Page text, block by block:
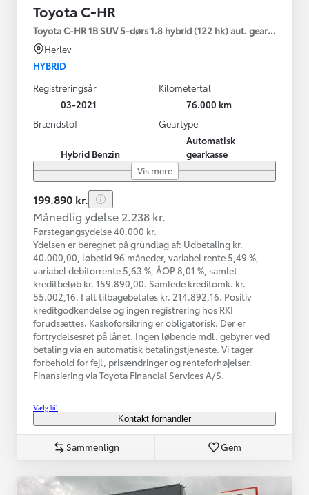
Toyota C-HR
Toyota C-HR 1B SUV 5-dørs 1.8 hybrid (122 hk) aut. gear C-LUB -
Herlev
HYBRID
Registreringsår
03-2021
Kilometertal
76.000 km
Brændstof
Hybrid Benzin
Geartype
Automatisk
gearkasse
Vis mere
199.890 kr.
Månedlig ydelse 2.238 kr.
Førstegangsydelse 40.000 kr.
Ydelsen er beregnet på grundlag af: Udbetaling kr.
40.000,00, løbetid 96 måneder, variabel rente 5,49 %,
variabel debitorrente 5,63 %, ÅOP 8,01 %, samlet
kreditbeløb kr. 159.890,00. Samlede kreditomk. kr.
55.002,16. I alt tilbagebetales kr. 214.892,16. Positiv
kreditgodkendelse og ingen registrering hos RKI
forudsættes. Kaskoforsikring er obligatorisk. Der er
fortrydelsesret på lånet. Ingen løbende mdl. gebyrer ved
betaling via en automatisk betalingstjeneste. Vi tager
forbehold for fejl, prisændringer og renteforhøjelser.
Finansiering via Toyota Financial Services A/S.
Vælg bil
Kontakt forhandler
Sammenlign Gem